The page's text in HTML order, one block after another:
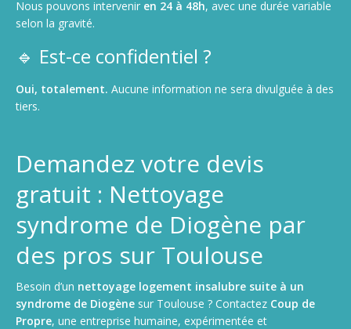
Nous pouvons intervenir en 24 à 48h, avec une durée variable
selon la gravité.
🔹 Est-ce confidentiel ?
Oui, totalement. Aucune information ne sera divulguée à des
tiers.
Demandez votre devis
gratuit : Nettoyage
syndrome de Diogène par
des pros sur Toulouse
Besoin d’un nettoyage logement insalubre suite à un
syndrome de Diogène sur Toulouse ? Contactez Coup de
Propre, une entreprise humaine, expérimentée et